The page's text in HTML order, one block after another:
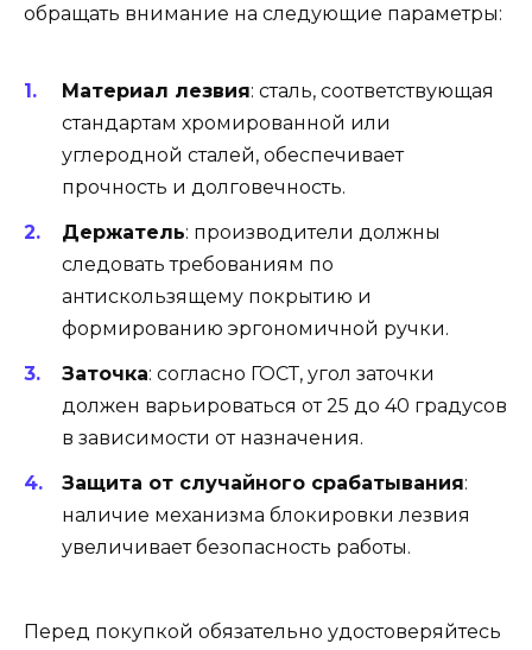
обращать внимание на следующие параметры:
Материал лезвия: сталь, соответствующая
стандартам хромированной или
углеродной сталей, обеспечивает
прочность и долговечность.
Держатель: производители должны
следовать требованиям по
антискользящему покрытию и
формированию эргономичной ручки.
Заточка: согласно ГОСТ, угол заточки
должен варьироваться от 25 до 40 градусов
в зависимости от назначения.
Защита от случайного срабатывания:
наличие механизма блокировки лезвия
увеличивает безопасность работы.
Перед покупкой обязательно удостоверяйтесь